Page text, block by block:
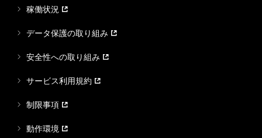
稼働状況
データ保護の取り組み
安全性への取り組み
サービス利用規約
制限事項
動作環境